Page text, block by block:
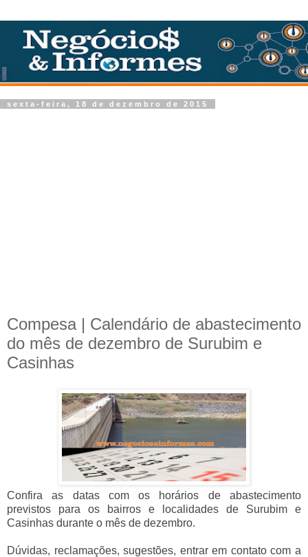
sexta-feira, 18 de dezembro de 2015
Compesa | Calendário de abastecimento
do mês de dezembro de Surubim e
Casinhas
Confira as datas com os horários de abastecimento
previstos para os bairros e localidades de Surubim e
Casinhas durante o mês de dezembro.
Dúvidas, reclamações, sugestões, entrar em contato com a